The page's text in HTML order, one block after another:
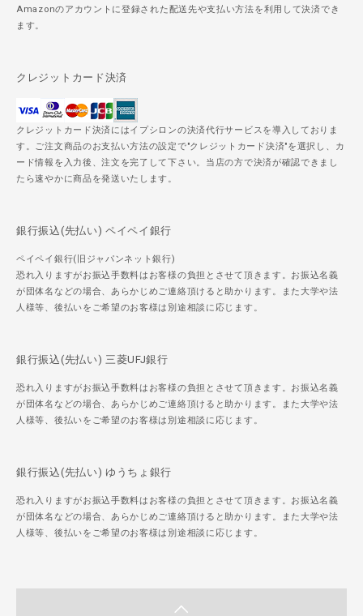
Amazonのアカウントに登録された配送先や支払い方法を利用して決済でき
ます。
クレジットカード決済
クレジットカード決済にはイプシロンの決済代行サービスを導入しておりま
す。ご注文商品のお支払い方法の設定で"クレジットカード決済"を選択し、カ
ード情報を入力後、注文を完了して下さい。当店の方で決済が確認できまし
たら速やかに商品を発送いたします。
銀行振込(先払い) ペイペイ銀行
ペイペイ銀行(旧ジャパンネット銀行)
恐れ入りますがお振込手数料はお客様の負担とさせて頂きます。お振込名義
が団体名などの場合、あらかじめご連絡頂けると助かります。また大学や法
人様等、後払いをご希望のお客様は別途相談に応じます。
銀行振込(先払い) 三菱UFJ銀行
恐れ入りますがお振込手数料はお客様の負担とさせて頂きます。お振込名義
が団体名などの場合、あらかじめご連絡頂けると助かります。また大学や法
人様等、後払いをご希望のお客様は別途相談に応じます。
銀行振込(先払い) ゆうちょ銀行
恐れ入りますがお振込手数料はお客様の負担とさせて頂きます。お振込名義
が団体名などの場合、あらかじめご連絡頂けると助かります。また大学や法
人様等、後払いをご希望のお客様は別途相談に応じます。